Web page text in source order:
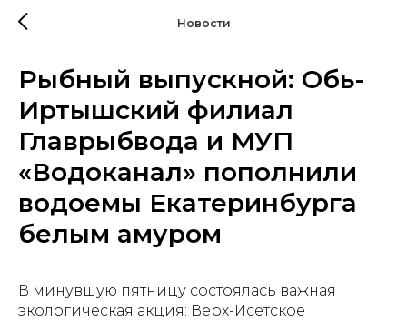
Новости
Рыбный выпускной: Обь-
Иртышский филиал
Главрыбвода и МУП
«Водоканал» пополнили
водоемы Екатеринбурга
белым амуром
В минувшую пятницу состоялась важная
экологическая акция: Верх-Исетское